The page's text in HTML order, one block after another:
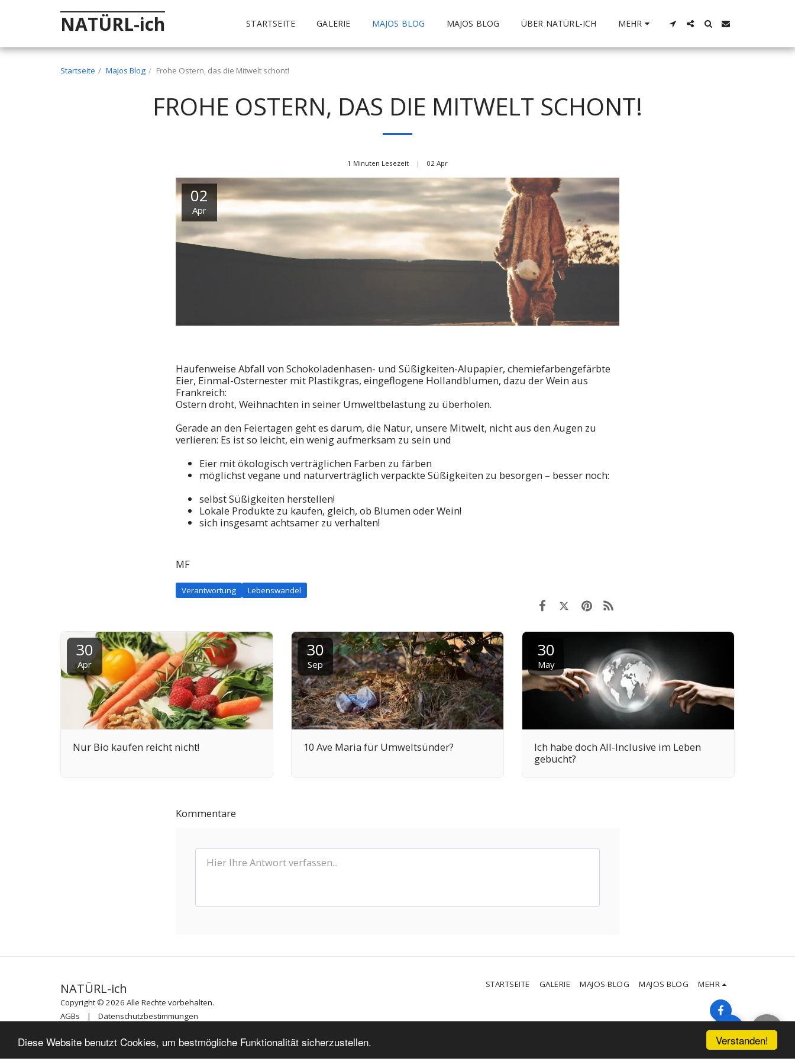
Verstanden!
Diese Website benutzt Cookies, um bestmögliche Funktionalität sicherzustellen.
NATÜRL-ich STARTSEITE GALERIE MAJOS BLOG MAJOS BLOG ÜBER NATÜRL-ICH MEHR
Startseite MaJos Blog Frohe Ostern, das die Mitwelt schont!
FROHE OSTERN, DAS DIE MITWELT SCHONT!
1 Minuten Lesezeit 02Apr
02
Apr
Haufenweise Abfall von Schokoladenhasen- und Süßigkeiten-Alupapier, chemiefarbengefärbte
Eier, Einmal-Osternester mit Plastikgras, eingeflogene Hollandblumen, dazu der Wein aus
Frankreich:
Ostern droht, Weihnachten in seiner Umweltbelastung zu überholen.
Gerade an den Feiertagen geht es darum, die Natur, unsere Mitwelt, nicht aus den Augen zu
verlieren: Es ist so leicht, ein wenig aufmerksam zu sein und
Eier mit ökologisch verträglichen Farben zu färben
möglichst vegane und naturverträglich verpackte Süßigkeiten zu besorgen – besser noch:
selbst Süßigkeiten herstellen!
Lokale Produkte zu kaufen, gleich, ob Blumen oder Wein!
sich insgesamt achtsamer zu verhalten!
MF
Verantwortung Lebenswandel
30
Apr
Nur Bio kaufen reicht nicht!
30
Sep
10 Ave Maria für Umweltsünder?
30
May
Ich habe doch All-Inclusive im Leben
gebucht?
Kommentare
NATÜRL-ich
Copyright © 2026 Alle Rechte vorbehalten.
AGBs | Datenschutzbestimmungen
STARTSEITE GALERIE MAJOS BLOG MAJOS BLOG MEHR